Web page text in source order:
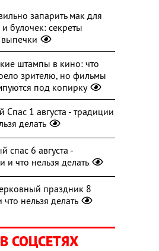
запарить мак для
булочек: секреты
штампы в кино: что
зрителю, но фильмы
под копирку
1 августа - традиции
делать
спас 6 августа -
и что нельзя делать
праздник 8
что нельзя делать
СОЦСЕТЯХ